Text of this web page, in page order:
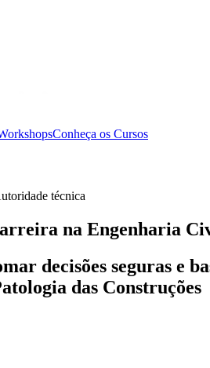
Conheça os Cursos
técnica
na Engenharia
decisões seguras e
das Construções